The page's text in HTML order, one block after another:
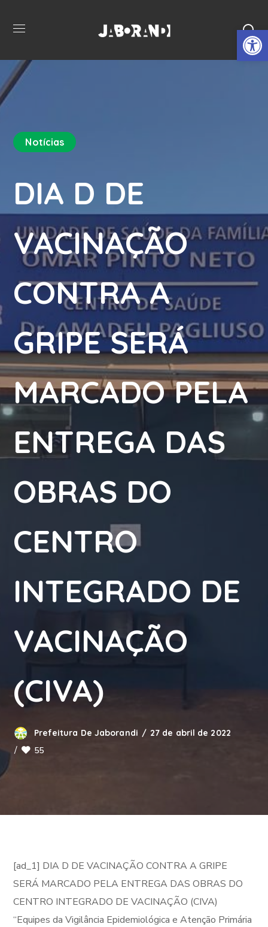
Notícias
DIA D DE
VACINAÇÃO
CONTRA A
GRIPE SERÁ
MARCADO PELA
ENTREGA DAS
OBRAS DO
CENTRO
INTEGRADO DE
VACINAÇÃO
(CIVA)
Prefeitura De Jaborandi 27 de abril de 2022
55
[ad_1] DIA D DE VACINAÇÃO CONTRA A GRIPE
SERÁ MARCADO PELA ENTREGA DAS OBRAS DO
CENTRO INTEGRADO DE VACINAÇÃO (CIVA)
“Equipes da Vigilância Epidemiológica e Atenção Primária